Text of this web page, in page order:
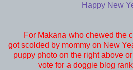
Happy New
For Makana who chewed the
got scolded by mommy on New
puppy photo on the right above
vote for a doggie blog